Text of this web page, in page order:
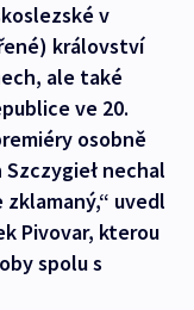
v
království
ale také
ve 20.
osobně
nechal
uvedl
Pivovar, kterou
spolu s